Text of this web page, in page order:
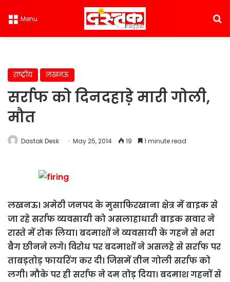
Menu
राष्ट्रीय लखनऊ
सर्राफ को दिनदहाडे़ मारी गोली,
मौत
Dastak Desk May 25, 2014 19 1 minute read
लखनऊ। अमेठी जनपद के मुसाफिरखाना क्षेत्र में बाइक से
जा रहे सर्राफ व्यवसायी को असलाहाधारी बाइक सवार ने
रास्ते में रोक लिया। बदमाशों ने व्यवसायी के गहने से भरा
बैग छीनने लगे। विरोध पर बदमाशों ने असलहे से सर्राफ पर
ताबड़तोड़ फायरिंग कर दी। जिसमें तीन गोली सर्राफ को
लगी। मौके पर ही सर्राफ ने दम तोड़ दिया। बदमाश गहनों से